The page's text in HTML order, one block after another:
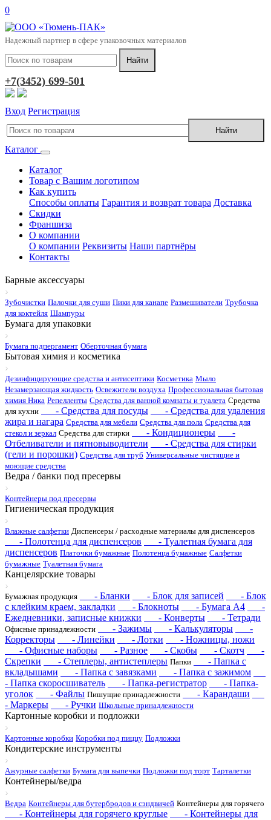
0
Надежный партнер в сфере упаковочных материалов
+7(3452) 699-501
Вход Регистрация
Каталог
Каталог
Товар с Вашим логотипом
Как купить
Способы оплаты Гарантия и возврат товара Доставка
Скидки
Франшиза
О компании
О компании Реквизиты Наши партнёры
Контакты
Барные аксессуары
Зубочистки Палочки для суши Пики для канапе Размешиватели Трубочка
для коктейля Шампуры
Бумага для упаковки
Бумага подпергамент Оберточная бумага
Бытовая химия и косметика
Дезинфицирующие средства и антисептики Косметика Мыло
Незамерзающая жидкость Освежители воздуха Профессиональная бытовая
химия Ника Репелленты Средства для ванной комнаты и туалета Средства
для кухни
- Средства для посуды
- Средства для удаления
жира и нагара Средства для мебели Средства для пола Средства для
стекол и зеркал Средства для стирки - Кондиционеры
-
Отбеливатели и пятновыводители
- Средства для стирки
(гели и порошки) Средства для труб Универсальные чистящие и
моющие средства
Ведра / банки под пресервы
Контейнеры под пресервы
Гигиеническая продукция
Влажные салфетки Диспенсеры / расходные материалы для диспенсеров
- Полотенца для диспенсеров
- Туалетная бумага для
диспенсеров Платочки бумажные Полотенца бумажные Салфетки
бумажные Туалетная бумага
Канцелярские товары
Бумажная продукция - Бланки - Блок для записей
- Блок
с клейким краем, закладки
- Блокноты - Бумага А4
-
Ежедневники, записные книжки
- Конверты - Тетради
Офисные принадлежности - Зажимы - Калькуляторы
-
Корректоры
- Линейки - Лотки
- Ножницы, ножи
- Офисные наборы
- Разное - Скобы - Скотч
-
Скрепки
- Степлеры, антистеплеры Папки
- Папка с
вкладышами
- Папка с завязками
- Папка с зажимом
- Папка скоросшиватель
- Папка-регистратор
- Папка-
уголок
- Файлы Пишущие принадлежности
- Карандаши
- Маркеры
- Ручки Школьные принадлежности
Картонные коробки и подложки
Картонные коробки Коробки под пиццу Подложки
Кондитерские инструменты
Ажурные салфетки Бумага для выпечки Подложки под торт Тарталетки
Контейнеры/ведра
Ведра Контейнеры для бутербродов и сэндвичей Контейнеры для горячего
- Контейнеры для горячего круглые
- Контейнеры для